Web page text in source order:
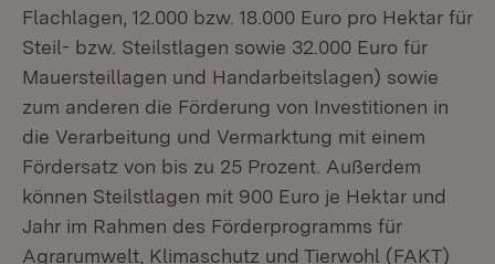
Flachlagen, 12.000 bzw. 18.000 Euro pro Hektar für
Steil- bzw. Steilstlagen sowie 32.000 Euro für
Mauersteillagen und Handarbeitslagen) sowie
zum anderen die Förderung von Investitionen in
die Verarbeitung und Vermarktung mit einem
Fördersatz von bis zu 25 Prozent. Außerdem
können Steilstlagen mit 900 Euro je Hektar und
Jahr im Rahmen des Förderprogramms für
Agrarumwelt, Klimaschutz und Tierwohl (FAKT)